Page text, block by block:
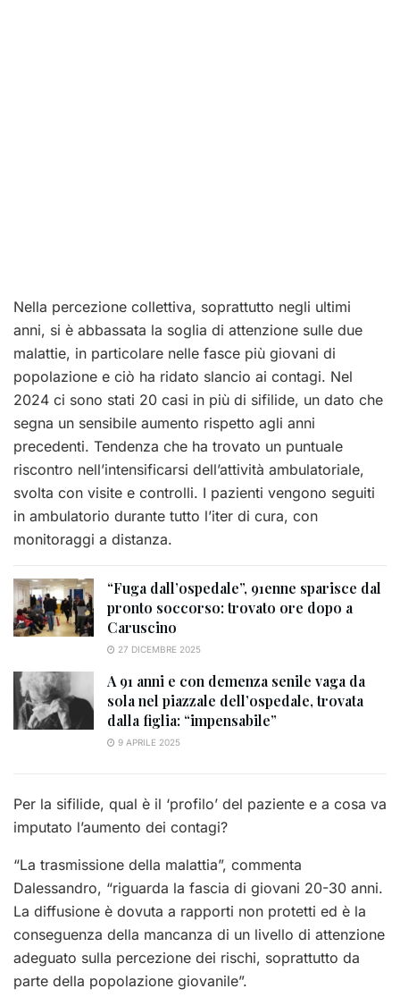
Nella percezione collettiva, soprattutto negli ultimi
anni, si è abbassata la soglia di attenzione sulle due
malattie, in particolare nelle fasce più giovani di
popolazione e ciò ha ridato slancio ai contagi. Nel
2024 ci sono stati 20 casi in più di sifilide, un dato che
segna un sensibile aumento rispetto agli anni
precedenti. Tendenza che ha trovato un puntuale
riscontro nell’intensificarsi dell’attività ambulatoriale,
svolta con visite e controlli. I pazienti vengono seguiti
in ambulatorio durante tutto l’iter di cura, con
monitoraggi a distanza.
“Fuga dall’ospedale”, 91enne sparisce dal
pronto soccorso: trovato ore dopo a
Caruscino
27 DICEMBRE 2025
A 91 anni e con demenza senile vaga da
sola nel piazzale dell’ospedale, trovata
dalla figlia: “impensabile”
9 APRILE 2025
Per la sifilide, qual è il ‘profilo’ del paziente e a cosa va
imputato l’aumento dei contagi?
“La trasmissione della malattia”, commenta
Dalessandro, “riguarda la fascia di giovani 20-30 anni.
La diffusione è dovuta a rapporti non protetti ed è la
conseguenza della mancanza di un livello di attenzione
adeguato sulla percezione dei rischi, soprattutto da
parte della popolazione giovanile”.